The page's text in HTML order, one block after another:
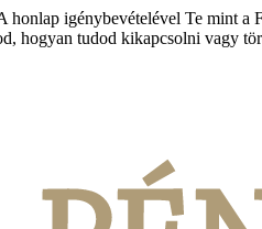
igénybevételével Te mint
hogyan tudod kikapcsolni vagy